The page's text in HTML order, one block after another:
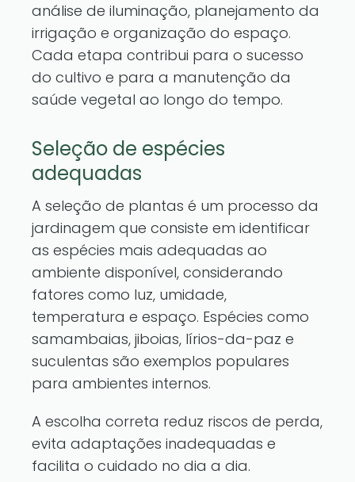
análise de iluminação, planejamento da
irrigação e organização do espaço.
Cada etapa contribui para o sucesso
do cultivo e para a manutenção da
saúde vegetal ao longo do tempo.
Seleção de espécies
adequadas
A seleção de plantas é um processo da
jardinagem que consiste em identificar
as espécies mais adequadas ao
ambiente disponível, considerando
fatores como luz, umidade,
temperatura e espaço. Espécies como
samambaias, jiboias, lírios-da-paz e
suculentas são exemplos populares
para ambientes internos.
A escolha correta reduz riscos de perda,
evita adaptações inadequadas e
facilita o cuidado no dia a dia.